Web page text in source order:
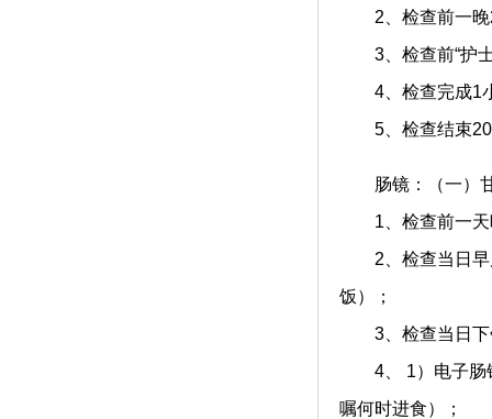
2、检查前一晚
3、检查前“护士
4、检查完成1小
5、检查结束20
肠镜：（一）甘
1、检查前一天
2、检查当日早晨
饭）；
3、检查当日下午
4、 1）电子肠镜
嘱何时进食）；